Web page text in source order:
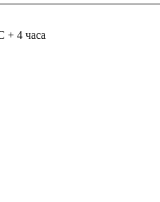
+ 4 часа